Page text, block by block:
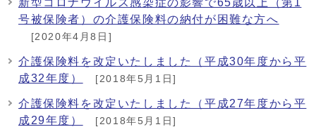
号被保険者）の介護保険料の納付が困難な方へ
[2020年4月8日]
介護保険料を改定いたしました（平成30年度から平
成32年度）
[2018年5月1日]
介護保険料を改定いたしました（平成27年度から平
成29年度）
[2018年5月1日]